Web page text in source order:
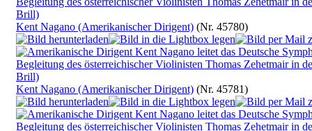
Kent Nagano (Amerikanischer Dirigent) (Nr. 45780)
Kent Nagano (Amerikanischer Dirigent) (Nr. 45781)